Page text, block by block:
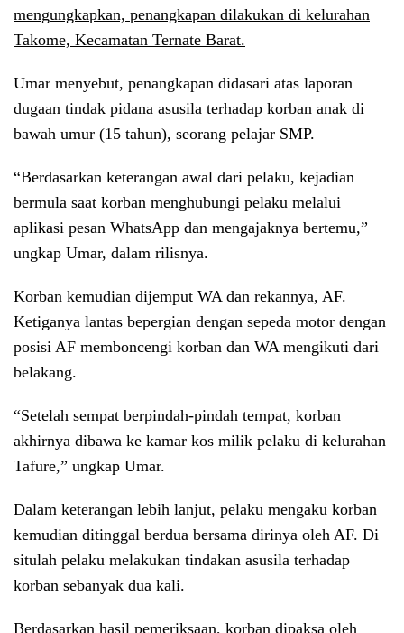
mengungkapkan, penangkapan dilakukan di kelurahan
Takome, Kecamatan Ternate Barat.
Umar menyebut, penangkapan didasari atas laporan
dugaan tindak pidana asusila terhadap korban anak di
bawah umur (15 tahun), seorang pelajar SMP.
“Berdasarkan keterangan awal dari pelaku, kejadian
bermula saat korban menghubungi pelaku melalui
aplikasi pesan WhatsApp dan mengajaknya bertemu,”
ungkap Umar, dalam rilisnya.
Korban kemudian dijemput WA dan rekannya, AF.
Ketiganya lantas bepergian dengan sepeda motor dengan
posisi AF memboncengi korban dan WA mengikuti dari
belakang.
“Setelah sempat berpindah-pindah tempat, korban
akhirnya dibawa ke kamar kos milik pelaku di kelurahan
Tafure,” ungkap Umar.
Dalam keterangan lebih lanjut, pelaku mengaku korban
kemudian ditinggal berdua bersama dirinya oleh AF. Di
situlah pelaku melakukan tindakan asusila terhadap
korban sebanyak dua kali.
Berdasarkan hasil pemeriksaan, korban dipaksa oleh